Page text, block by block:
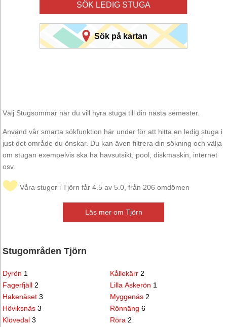
SÖK LEDIG STUGA
Sök på kartan
Välj Stugsommar när du vill hyra stuga till din nästa semester.
Använd vår smarta sökfunktion här under för att hitta en ledig stuga i
just det område du önskar. Du kan även filtrera din sökning och välja
om stugan exempelvis ska ha havsutsikt, pool, diskmaskin, internet
osv.
Läs mer om Tjörn
Våra stugor i Tjörn får 4.5 av 5.0, från 206 omdömen
Stugområden Tjörn
Dyrön 1
Fagerfjäll 2
Hakenäset 3
Höviksnäs 3
Klövedal 3
Kållekärr 2
Lilla Askerön 1
Myggenäs 2
Rönnäng 6
Röra 2